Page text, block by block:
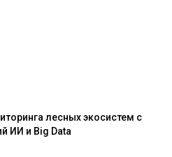
лесных экосистем с
ИИ и Big Data